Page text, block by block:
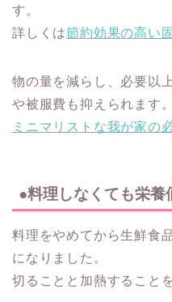
す。
詳しくは節約効果の高い
物の量を減らし、必要以
や被服費も抑えられます。
ミニマリストな我が家の
●料理しなくても栄養
料理をやめてから生鮮食
になりました。
切ることと加熱すること